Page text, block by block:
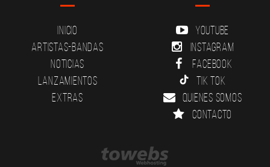
Inicio
Artistas-Bandas
Noticias
Lanzamientos
Extras
YouTube
Instagram
Facebook
Tik Tok
Quienes somos
Contacto